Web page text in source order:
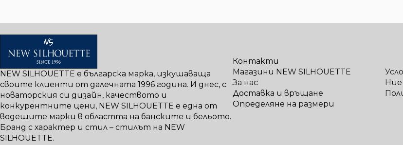
NEW SILHOUETTE е българска марка, изкушаваща
своите клиенти от далечната 1996 година. И днес, с
новаторския си дизайн, качеството и
конкурентните цени, NEW SILHOUETTE е една от
водещите марки в областта на банските и бельото.
Бранд с характер и стил – стилът на NEW
SILHOUETTE.
Контакти
Магазини NEW SILHOUETTE
За нас
Доставка и връщане
Определяне на размери
Ние